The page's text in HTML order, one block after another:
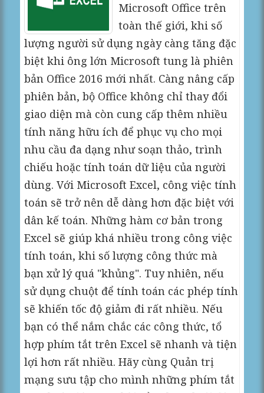
Microsoft Office trên
toàn thế giới, khi số
lượng người sử dụng ngày càng tăng đặc
biệt khi ông lớn Microsoft tung là phiên
bản Office 2016 mới nhất. Càng nâng cấp
phiên bản, bộ Office không chỉ thay đổi
giao diện mà còn cung cấp thêm nhiều
tính năng hữu ích để phục vụ cho mọi
nhu cầu đa dạng như soạn thảo, trình
chiếu hoặc tính toán dữ liệu của người
dùng. Với Microsoft Excel, công việc tính
toán sẽ trở nên dễ dàng hơn đặc biệt với
dân kế toán. Những hàm cơ bản trong
Excel sẽ giúp khá nhiều trong công việc
tính toán, khi số lượng công thức mà
bạn xử lý quá "khủng". Tuy nhiên, nếu
sử dụng chuột để tính toán các phép tính
sẽ khiến tốc độ giảm đi rất nhiều. Nếu
bạn có thể nắm chắc các công thức, tổ
hợp phím tắt trên Excel sẽ nhanh và tiện
lợi hơn rất nhiều. Hãy cùng Quản trị
mạng sưu tập cho mình những phím tắt